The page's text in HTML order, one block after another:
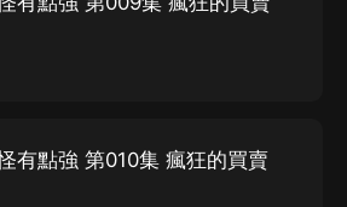
有點強 第010集 瘋狂的買賣